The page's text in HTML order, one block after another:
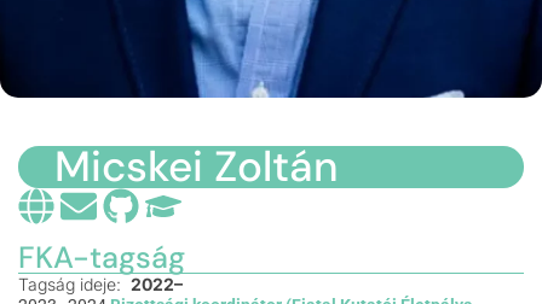
Micskei Zoltán
FKA-tagság
Tagság ideje: 2022–